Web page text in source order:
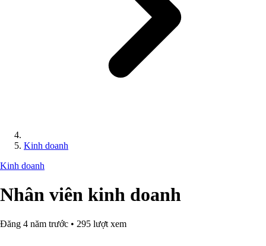
Kinh doanh
Kinh doanh
Nhân viên kinh doanh
Đăng 4 năm trước • 295 lượt xem